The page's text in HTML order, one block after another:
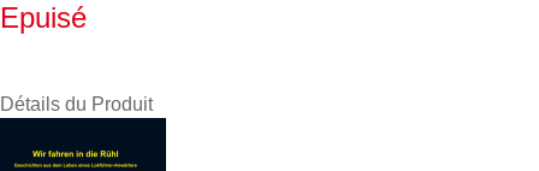
Epuisé
Détails du Produit